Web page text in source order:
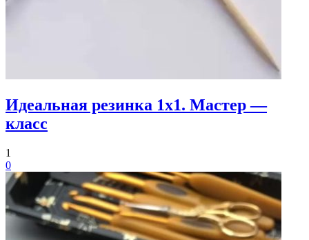
Идеальная резинка 1х1. Мастер —
класс
1
0